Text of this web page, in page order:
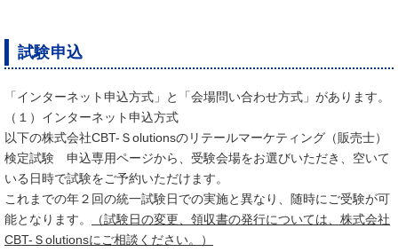
試験申込
「インターネット申込方式」と「会場問い合わせ方式」があります。
（１）インターネット申込方式
以下の株式会社CBT-Ｓolutionsのリテールマーケティング（販売士）
検定試験 申込専用ページから、受験会場をお選びいただき、空いて
いる日時で試験をご予約いただけます。
これまでの年２回の統一試験日での実施と異なり、随時にご受験が可
能となります。
（試験日の変更、領収書の発行については、株式会社
CBT-Ｓolutionsにご相談ください。）